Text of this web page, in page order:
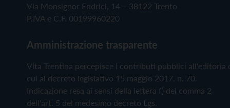
Via Monsignor Endrici, 14 – 38122 Trento
P.IVA e C.F. 00199960220
Amministrazione trasparente
Vita Trentina percepisce i contributi pubblici all'editoria
cui al decreto legislativo 15 maggio 2017, n. 70.
Indicazione resa ai sensi della lettera f) del comma 2
dell'art. 5 del medesimo decreto Lgs.